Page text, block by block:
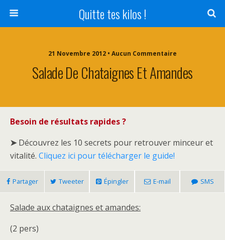
Quitte tes kilos !
21 Novembre 2012 • Aucun Commentaire
Salade De Chataignes Et Amandes
Besoin de résultats rapides ?
➤Découvrez les 10 secrets pour retrouver minceur et
vitalité. Cliquez ici pour télécharger le guide!
Partager Tweeter Épingler E-mail SMS
Salade aux chataignes et amandes:
(2 pers)